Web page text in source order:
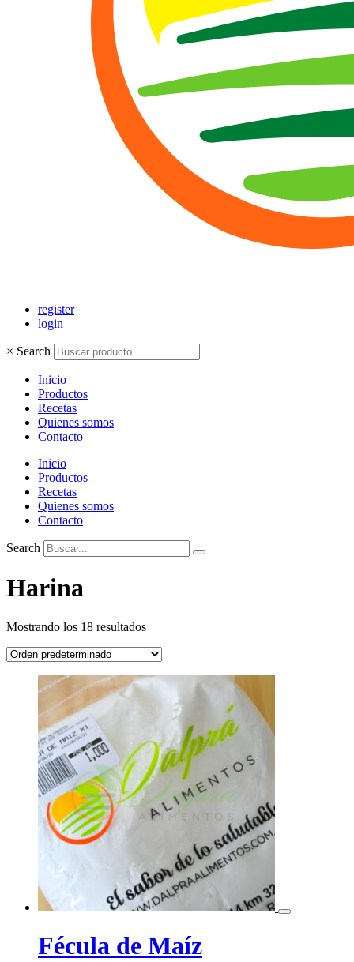
register
login
× Search
Inicio
Productos
Recetas
Quienes somos
Contacto
Inicio
Productos
Recetas
Quienes somos
Contacto
Search
Harina
Mostrando los 18 resultados
Fécula de Maíz